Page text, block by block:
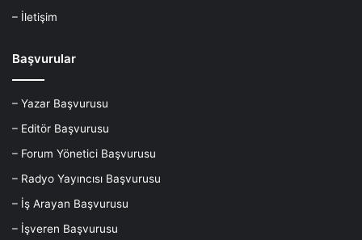
– İletişim
Başvurular
– Yazar Başvurusu
– Editör Başvurusu
– Forum Yönetici Başvurusu
– Radyo Yayıncısı Başvurusu
– İş Arayan Başvurusu
– İşveren Başvurusu